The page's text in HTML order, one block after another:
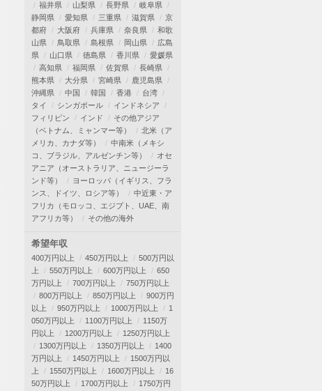
福井県
山梨県 長野県
岐阜県
静岡県
愛知県 三重県 滋賀県
京
都府
大阪府 兵庫県 奈良県
和歌
山県
鳥取県 島根県 岡山県
広島
県
山口県 徳島県 香川県
愛媛県
高知県
福岡県 佐賀県
長崎県
熊本県
大分県 宮崎県
鹿児島県
沖縄県
中国 韓国 香港
台湾
タイ
シンガポール
インドネシア
フィリピン
インド
その他アジア
（ベトナム、ミャンマー等）
北米（ア
メリカ、カナダ等）
中南米（メキシ
コ、ブラジル、アルゼンチン等）
オセ
アニア（オーストラリア、ニュージーラ
ンド等）
ヨーロッパ（イギリス、フラ
ンス、ドイツ、ロシア等）
中近東・ア
フリカ（モロッコ、エジプト、UAE、南
アフリカ等）
その他の海外
希望年収
400万円以上 450万円以上
500万円以
上
550万円以上 600万円以上
650
万円以上
700万円以上
750万円以上
800万円以上
850万円以上
900万円
以上
950万円以上 1000万円以上
1
050万円以上
1100万円以上
1150万
円以上
1200万円以上
1250万円以上
1300万円以上
1350万円以上
1400
万円以上
1450万円以上
1500万円以
上
1550万円以上 1600万円以上
16
50万円以上
1700万円以上
1750万円